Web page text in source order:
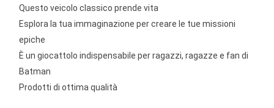
Questo veicolo classico prende vita
Esplora la tua immaginazione per creare le tue missioni
epiche
È un giocattolo indispensabile per ragazzi, ragazze e fan di
Batman
Prodotti di ottima qualità